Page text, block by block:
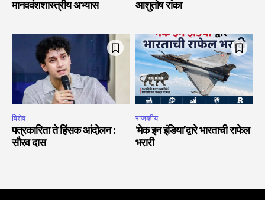
मानववंशशास्त्रीय अभ्यास
आशुतोष रांका
विशेष
पत्रकारिता ते हिंसक आंदोलन :
सौरव दास
राजकीय
‘मेक इन इंडिया’द्वारे भारताची राफेल
भरारी